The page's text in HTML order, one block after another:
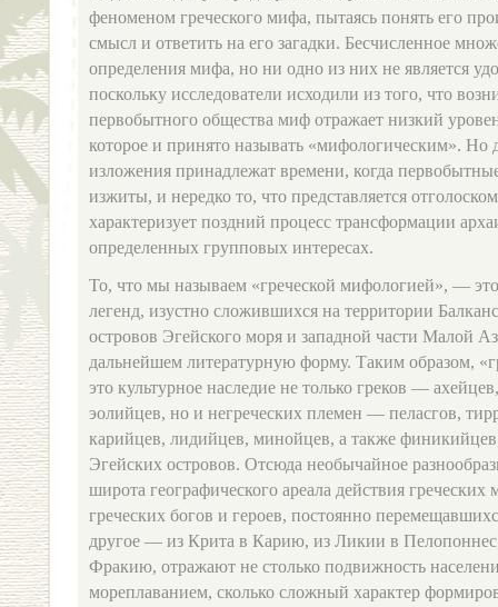
феноменом греческого мифа, пытаясь понять его
смысл и ответить на его загадки. Бесчисленное
определения мифа, но ни одно из них не является
поскольку исследователи исходили из того, что
первобытного общества миф отражает низкий
которое и принято называть «мифологическим». Но
изложения принадлежат времени, когда
изжиты, и нередко то, что представляется
характеризует поздний процесс трансформации
определенных групповых интересах.
То, что мы называем «греческой мифологией», —
легенд, изустно сложившихся на территории
островов Эгейского моря и западной части Малой
дальнейшем литературную форму. Таким образом,
это культурное наследие не только греков —
эолийцев, но и негреческих племен — пеласгов,
карийцев, лидийцев, минойцев, а также
Эгейских островов. Отсюда необычайное
широта географического ареала действия
греческих богов и героев, постоянно
другое — из Крита в Карию, из Ликии в
Фракию, отражают не столько подвижность
мореплаванием, сколько сложный характер